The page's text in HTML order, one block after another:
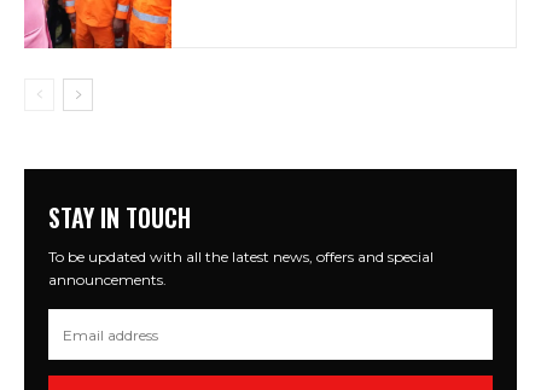
STAY IN TOUCH
To be updated with all the latest news, offers and special
announcements.